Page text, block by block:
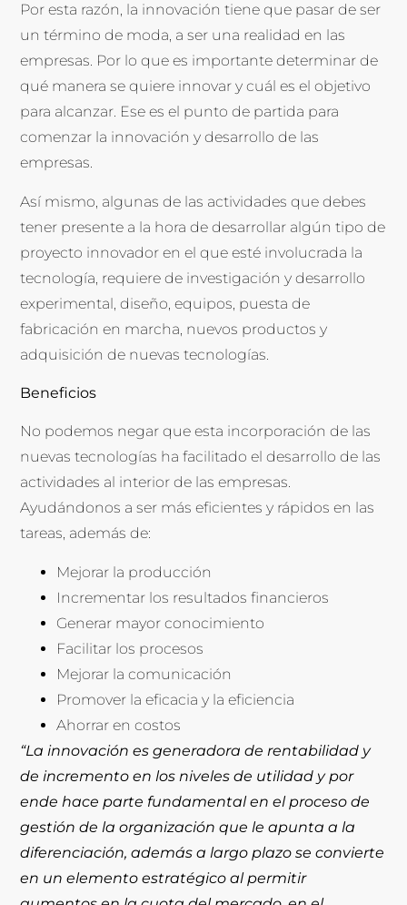
Por esta razón, la innovación tiene que pasar de ser
un término de moda, a ser una realidad en las
empresas. Por lo que es importante determinar de
qué manera se quiere innovar y cuál es el objetivo
para alcanzar. Ese es el punto de partida para
comenzar la innovación y desarrollo de las
empresas.
Así mismo, algunas de las actividades que debes
tener presente a la hora de desarrollar algún tipo de
proyecto innovador en el que esté involucrada la
tecnología, requiere de investigación y desarrollo
experimental, diseño, equipos, puesta de
fabricación en marcha, nuevos productos y
adquisición de nuevas tecnologías.
Beneficios
No podemos negar que esta incorporación de las
nuevas tecnologías ha facilitado el desarrollo de las
actividades al interior de las empresas.
Ayudándonos a ser más eficientes y rápidos en las
tareas, además de:
Mejorar la producción
Incrementar los resultados financieros
Generar mayor conocimiento
Facilitar los procesos
Mejorar la comunicación
Promover la eficacia y la eficiencia
Ahorrar en costos
“La innovación es generadora de rentabilidad y
de incremento en los niveles de utilidad y por
ende hace parte fundamental en el proceso de
gestión de la organización que le apunta a la
diferenciación, además a largo plazo se convierte
en un elemento estratégico al permitir